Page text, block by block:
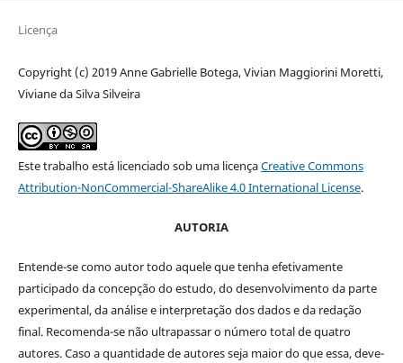
Licença
Copyright (c) 2019 Anne Gabrielle Botega, Vivian Maggiorini Moretti,
Viviane da Silva Silveira
Este trabalho está licenciado sob uma licençaCreative Commons
Attribution-NonCommercial-ShareAlike 4.0 International License.
AUTORIA
Entende-se como autor todo aquele que tenha efetivamente
participado da concepção do estudo, do desenvolvimento da parte
experimental, da análise e interpretação dos dados e da redação
final. Recomenda-se não ultrapassar o número total de quatro
autores. Caso a quantidade de autores seja maior do que essa, deve-